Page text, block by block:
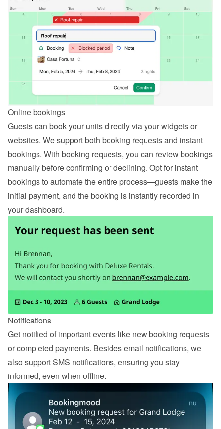
Online bookings
Guests can book your units directly via your widgets or
websites. We support both booking requests and instant
bookings. With booking requests, you can review bookings
manually before confirming or declining. Opt for instant
bookings to automate the entire process—guests make the
initial payment, and the booking is instantly recorded in
your dashboard.
Notifications
Get notified of important events like new booking requests
or completed payments. Besides email notifications, we
also support SMS notifications, ensuring you stay
informed, even when offline.